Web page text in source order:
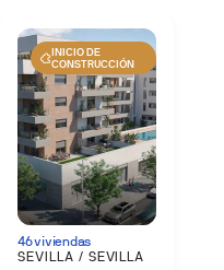
INICIO DE
CONSTRUCCIÓN
46 viviendas
SEVILLA / SEVILLA